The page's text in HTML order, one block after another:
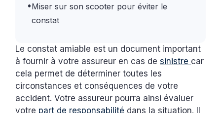
•Miser sur son scooter pour éviter le
constat
Le constat amiable est un document important
à fournir à votre assureur en cas desinistre car
cela permet de déterminer toutes les
circonstances et conséquences de votre
accident. Votre assureur pourra ainsi évaluer
votre part de responsabilité dans la situation. Il